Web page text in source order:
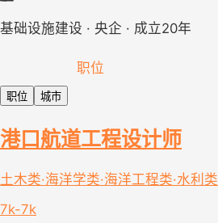
基础设施建设 · 央企 · 成立20年
职位
职位 城市
港口航道工程设计师
土木类·海洋学类·海洋工程类·水利类
7k-7k